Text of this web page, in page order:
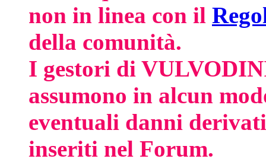
non in linea con il
della comunità.
I gestori di
assumono in alcun
eventuali danni
inseriti nel Forum.